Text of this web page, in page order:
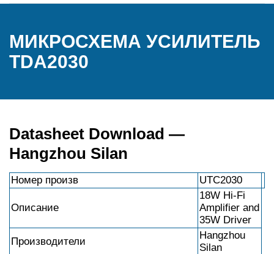
МИКРОСХЕМА УСИЛИТЕЛЬ
TDA2030
Datasheet Download —
Hangzhou Silan
Номер произв UTC2030
Описание
18W Hi-Fi
Amplifier and
35W Driver
Производители
Hangzhou
Silan